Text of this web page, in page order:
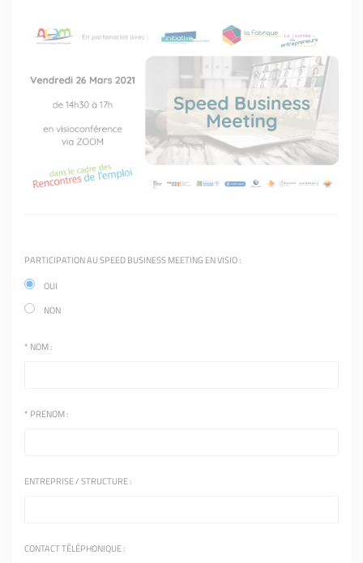
PARTICIPATION AU SPEED BUSINESS MEETING EN VISIO :
OUI
NON
* NOM :
* PRENOM :
ENTREPRISE / STRUCTURE :
CONTACT TÉLÉPHONIQUE :